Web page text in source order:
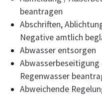
beantragen
Abschriften,
Negative amtlich
Abwasser entsorgen
Regenwasser
Abweichende